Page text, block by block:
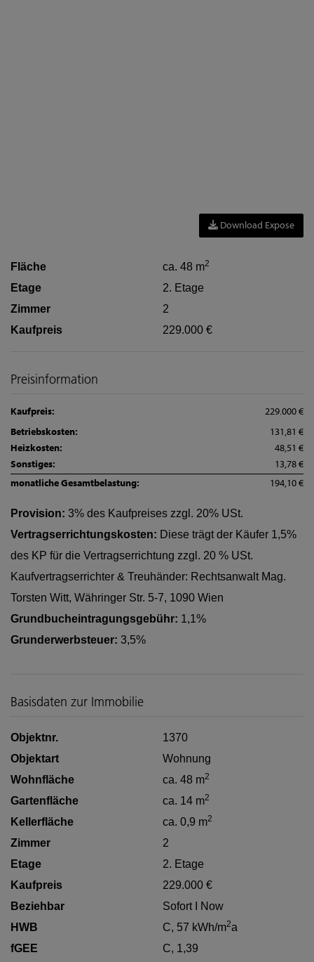
Download Expose
Fläche ca. 48 m2
Etage
2. Etage
Zimmer
2
Kaufpreis
229.000 €
Preisinformation
Kaufpreis:
229.000 €
Betriebskosten:
131,81 €
Heizkosten:
48,51 €
Sonstiges:
13,78 €
monatliche Gesamtbelastung:
194,10 €
Provision: 3% des Kaufpreises zzgl. 20% USt.
Vertragserrichtungskosten: Diese trägt der Käufer 1,5%
des KP für die Vertragserrichtung zzgl. 20 % USt.
Kaufvertragserrichter & Treuhänder: Rechtsanwalt Mag.
Torsten Witt, Währinger Str. 5-7, 1090 Wien
Grundbucheintragungsgebühr: 1,1%
Grunderwerbsteuer: 3,5%
Basisdaten zur Immobilie
Objektnr.
1370
Objektart
Wohnung
Wohnfläche
ca. 48 m2
Gartenfläche ca. 14 m2
Kellerfläche ca. 0,9 m2
Zimmer
2
Etage
2. Etage
Kaufpreis
229.000 €
Beziehbar
Sofort I Now
HWB
C, 57 kWh/m2a
fGEE
C, 1,39